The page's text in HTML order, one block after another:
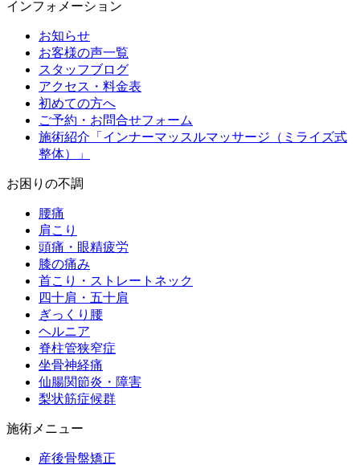
インフォメーション
お知らせ
お客様の声一覧
スタッフブログ
アクセス・料金表
初めての方へ
ご予約・お問合せフォーム
施術紹介「インナーマッスルマッサージ（ミライズ式
整体）」
お困りの不調
腰痛
肩こり
頭痛・眼精疲労
膝の痛み
首こり・ストレートネック
四十肩・五十肩
ぎっくり腰
ヘルニア
脊柱管狭窄症
坐骨神経痛
仙腸関節炎・障害
梨状筋症候群
施術メニュー
産後骨盤矯正